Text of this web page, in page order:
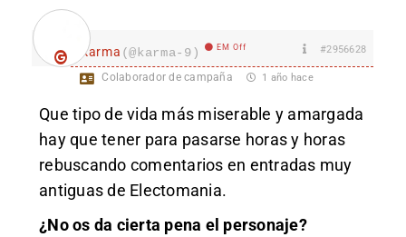
karma (@karma-9) EM Off #2956628
Colaborador de campaña 1 año hace
Que tipo de vida más miserable y amargada
hay que tener para pasarse horas y horas
rebuscando comentarios en entradas muy
antiguas de Electomania.
¿No os da cierta pena el personaje?